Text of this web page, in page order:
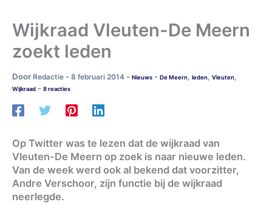
Wijkraad Vleuten-De Meern
zoekt leden
Door Redactie - 8 februari 2014 - Nieuws - De Meern, leden, Vleuten,
Wijkraad - 8 reacties
Op Twitter was te lezen dat de wijkraad van
Vleuten-De Meern op zoek is naar nieuwe leden.
Van de week werd ook al bekend dat voorzitter,
Andre Verschoor, zijn functie bij de wijkraad
neerlegde.